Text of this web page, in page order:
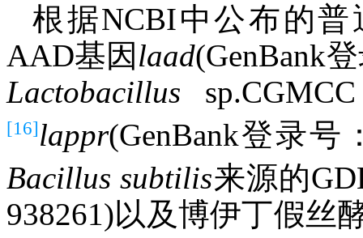
根据NCBI中公布的
AAD基因 laad(GenBank
Lactobacillus
[16]lappr(GenBank登录号
Bacillus subtilis来源的
938261)以及博伊丁假丝